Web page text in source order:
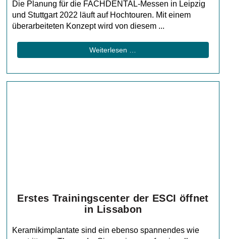
Die Planung für die FACHDENTAL-Messen in Leipzig
und Stuttgart 2022 läuft auf Hochtouren. Mit einem
überarbeiteten Konzept wird von diesem ...
Weiterlesen …
Erstes Trainingscenter der ESCI öffnet
in Lissabon
Keramikimplantate sind ein ebenso spannendes wie